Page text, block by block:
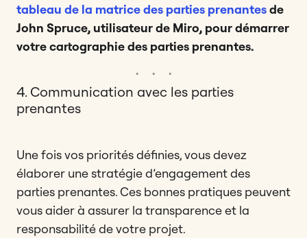
tableau de la matrice des parties prenantesde
John Spruce, utilisateur de Miro, pour démarrer
votre cartographie des parties prenantes.
4. Communication avec les parties
prenantes
Une fois vos priorités définies, vous devez
élaborer une stratégie d’engagement des
parties prenantes. Ces bonnes pratiques peuvent
vous aider à assurer la transparence et la
responsabilité de votre projet.